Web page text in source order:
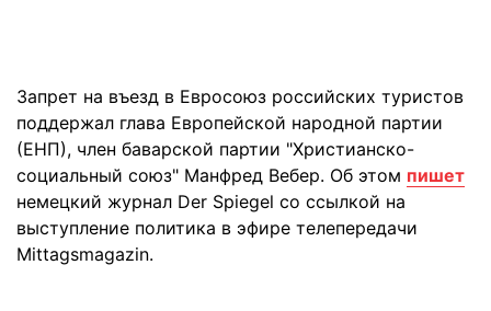
Запрет на въезд в Евросоюз российских туристов
поддержал глава Европейской народной партии
(ЕНП), член баварской партии "Христианско-
социальный союз" Манфред Вебер. Об этом пишет
немецкий журнал Der Spiegel со ссылкой на
выступление политика в эфире телепередачи
Mittagsmagazin.